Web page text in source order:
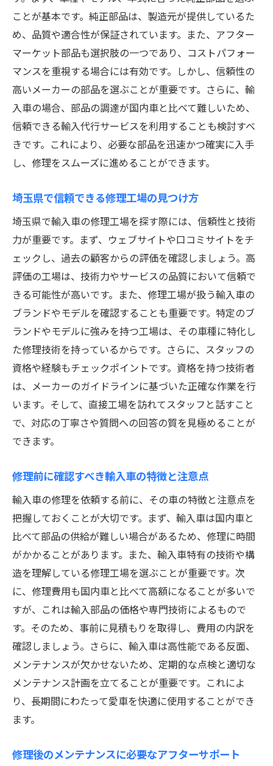
支払い方法と費用の透明性をチェックする
輸入車修理をスムーズに進めるための埼玉県で
のおすすめ方法
スムーズな修理のための事前準備
輸入車専門の修理工場を選ぶ理由
迅速な修理対応のためのコミュニケーショ
ン術
修理中に発生する問題への対応策
修理後のチェックポイントとメンテナンス
埼玉県で輸入車を長く乗り続けるための修理と
メンテナンスの秘訣
長く乗り続けるための定期メンテナンス
輸入車特有のメンテナンスポイント
部品交換のタイミングとその見極め方
車両の状態を保つための洗車とケア方法
季節ごとのメンテナンスチェックリスト
トリビアと知っておきたいメンテナンス情
報
輸入車修理の専門技術とは？埼玉県での選び方
とポイント
輸入車修理に必要な専門技術とは
方
輸入車修理における最新技術の導入
専門技術を持つ工場のメリット
技術力で選ぶ修理工場の選び方
埼玉県で輸入車修理を受ける際の安心サポート
の見極め方
安心サポートを提供する修理工場の特徴
修理後の保証内容を確認する重要性
お客様対応の質を確認する方法
アフターサポートの充実度を見極める
修理工場の口コミと評判をチェックする
な情報と対策
ことが基本です。純正部品は、製造元が提供しているた
め、品質や適合性が保証されています。また、アフター
マーケット部品も選択肢の一つであり、コストパフォー
マンスを重視する場合には有効です。しかし、信頼性の
高いメーカーの部品を選ぶことが重要です。さらに、輸
入車の場合、部品の調達が国内車と比べて難しいため、
信頼できる輸入代行サービスを利用することも検討すべ
きです。これにより、必要な部品を迅速かつ確実に入手
し、修理をスムーズに進めることができます。
埼玉県で信頼できる修理工場の見つけ方
埼玉県で輸入車の修理工場を探す際には、信頼性と技術
力が重要です。まず、ウェブサイトや口コミサイトをチ
ェックし、過去の顧客からの評価を確認しましょう。高
評価の工場は、技術力やサービスの品質において信頼で
きる可能性が高いです。また、修理工場が扱う輸入車の
ブランドやモデルを確認することも重要です。特定のブ
ランドやモデルに強みを持つ工場は、その車種に特化し
た修理技術を持っているからです。さらに、スタッフの
資格や経験もチェックポイントです。資格を持つ技術者
は、メーカーのガイドラインに基づいた正確な作業を行
います。そして、直接工場を訪れてスタッフと話すこと
で、対応の丁寧さや質問への回答の質を見極めることが
できます。
修理前に確認すべき輸入車の特徴と注意点
輸入車の修理を依頼する前に、その車の特徴と注意点を
把握しておくことが大切です。まず、輸入車は国内車と
比べて部品の供給が難しい場合があるため、修理に時間
がかかることがあります。また、輸入車特有の技術や構
造を理解している修理工場を選ぶことが重要です。次
に、修理費用も国内車と比べて高額になることが多いで
すが、これは輸入部品の価格や専門技術によるもので
す。そのため、事前に見積もりを取得し、費用の内訳を
確認しましょう。さらに、輸入車は高性能である反面、
メンテナンスが欠かせないため、定期的な点検と適切な
メンテナンス計画を立てることが重要です。これによ
り、長期間にわたって愛車を快適に使用することができ
ます。
修理後のメンテナンスに必要なアフターサポート